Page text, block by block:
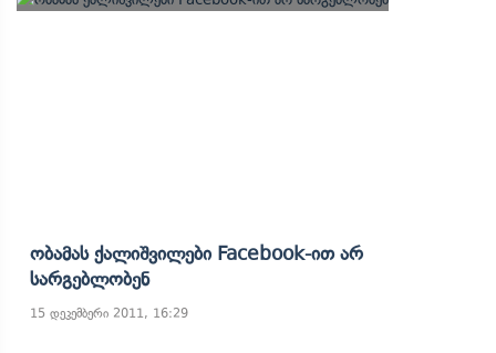
Ობამას Ქალიშვილები Facebook-Ით Არ
Სარგებლობენ
15 დეკემბერი 2011, 16:29